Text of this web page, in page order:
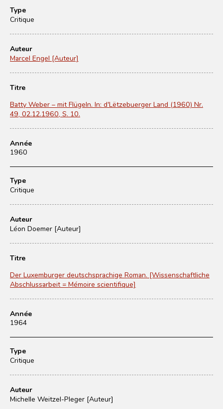
Type
Critique
Auteur
Marcel Engel [Auteur]
Titre
Batty Weber – mit Flügeln. In: d'Lëtzebuerger Land (1960) Nr.
49, 02.12.1960, S. 10.
Année
1960
Type
Critique
Auteur
Léon Doemer [Auteur]
Titre
Der Luxemburger deutschsprachige Roman. [Wissenschaftliche
Abschlussarbeit = Mémoire scientifique]
Année
1964
Type
Critique
Auteur
Michelle Weitzel-Pleger [Auteur]